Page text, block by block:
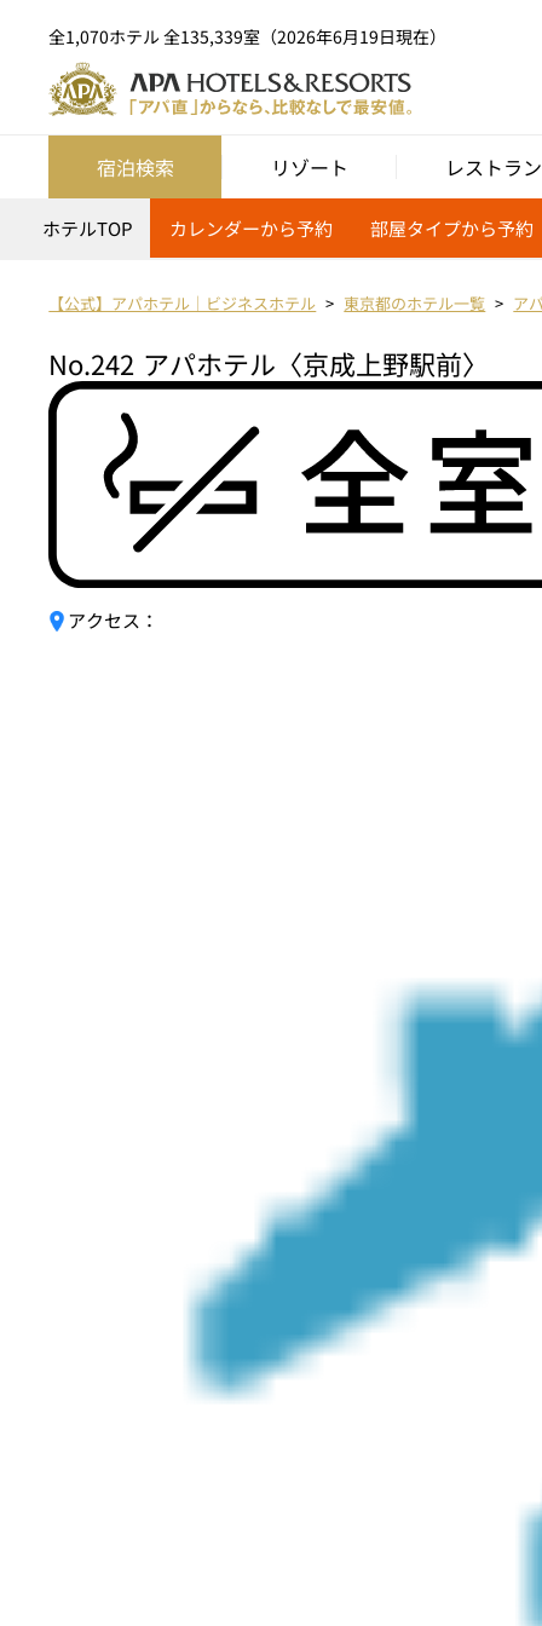
全1,070ホテル 全135,339室（2026年6月19日現在）
宿泊検索 リゾート レストラ
ホテルTOP カレンダーから予約 部屋タイプから予約
【公式】アパホテル｜ビジネスホテル 東京都のホテル一覧 ア
No.242 アパホテル〈京成上野駅前〉
アクセス：